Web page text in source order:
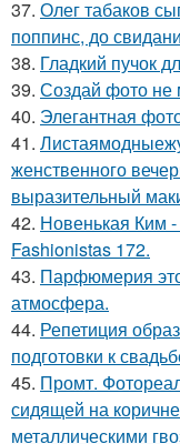
37. Олег табаков
поппинс, до
38. Гладкий пучок
39. Создай фото не
40. Элегантная
41.
женственного
выразительный
42. Новенькая Ким
Fashionistas 172.
43. Парфюмерия
атмосфера.
44. Репетиция
подготовки к
45. Промт.
сидящей на
металлическими